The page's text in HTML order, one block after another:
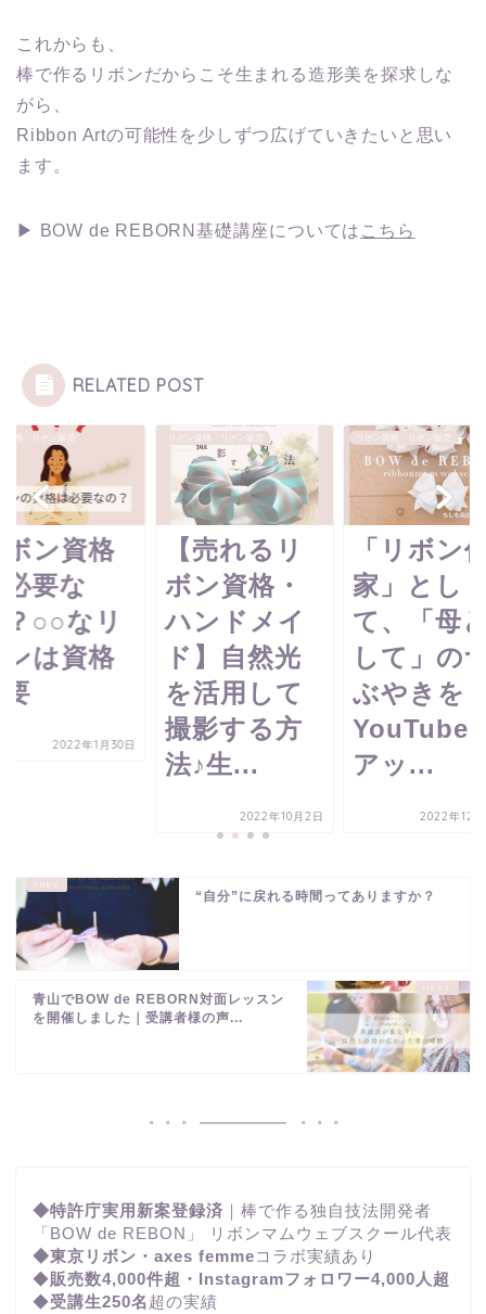
これからも、
棒で作るリボンだからこそ生まれる造形美を探求しな
がら、
Ribbon Artの可能性を少しずつ広げていきたいと思い
ます。
▶ BOW de REBORN基礎講座については こちら
RELATED POST
【売れるリ
ボン資格・
ハンドメイ
ド】自然光
を活用して
撮影する方
リボン資格・リボン販売
「リボン作
家」とし
て、「母と
して」のつ
ぶやきを
YouTubeに
アッ...
2022年12月26日
リボン資格・リ
トー
界）
“自分”に戻れる時間ってありますか？
青山でBOW de REBORN対面レッスン
を開催しました｜受講者様の声...
◆特許庁実用新案登録済 ｜棒で作る独自技法開発者
「BOW de REBON」 リボンマムウェブスクール代表
◆東京リボン・axes femmeコラボ実績あり
◆販売数4,000件超・Instagramフォロワー4,000人超
◆受講生250名 超の実績